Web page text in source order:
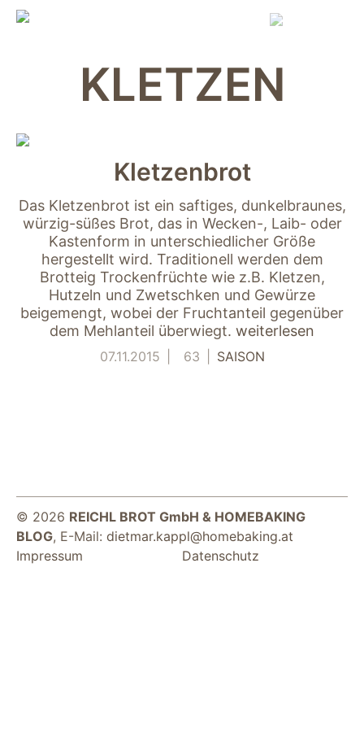
Skip
KLETZEN
Kletzenbrot
Das Kletzenbrot ist ein saftiges, dunkelbraunes,
würzig-süßes Brot, das in Wecken-, Laib- oder
Kastenform in unterschiedlicher Größe
hergestellt wird. Traditionell werden dem
Brotteig Trockenfrüchte wie z.B. Kletzen,
Hutzeln und Zwetschken und Gewürze
beigemengt, wobei der Fruchtanteil gegenüber
dem Mehlanteil überwiegt. weiterlesen
07.11.2015 63 SAISON
© 2026 REICHL BROT GmbH & HOMEBAKING
BLOG, E-Mail: dietmar.kappl@homebaking.at
Impressum
Datenschutz
Notwendig
sind für die